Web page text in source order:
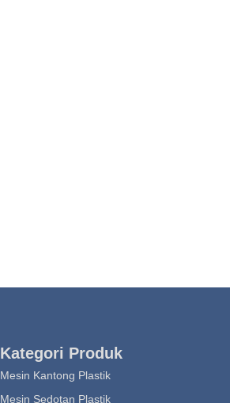
Kategori Produk
Mesin Kantong Plastik
Mesin Sedotan Plastik